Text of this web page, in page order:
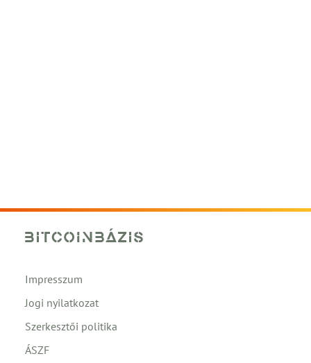
Impresszum
Jogi nyilatkozat
Szerkesztői politika
ÁSZF